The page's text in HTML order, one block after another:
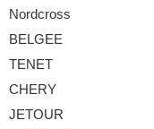
Nordcross
BELGEE
TENET
CHERY
JETOUR